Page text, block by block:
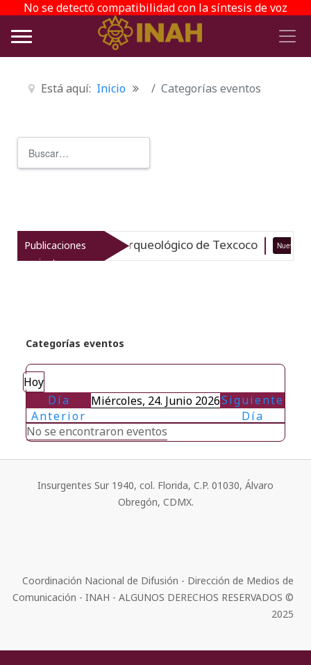
No se detectó compatibilidad con la síntesis de voz
Está aquí: Inicio Categorías eventos
Publicaciones
recientes
el patrimonio arqueológico de Texcoco Nuevo
Categorías eventos
Hoy
Día
Anterior
Miércoles, 24. Junio 2026Siguiente
Día
No se encontraron eventos
Insurgentes Sur 1940, col. Florida, C.P. 01030, Álvaro
Obregón, CDMX.
Coordinación Nacional de Difusión - Dirección de Medios de
Comunicación - INAH - ALGUNOS DERECHOS RESERVADOS ©
2025